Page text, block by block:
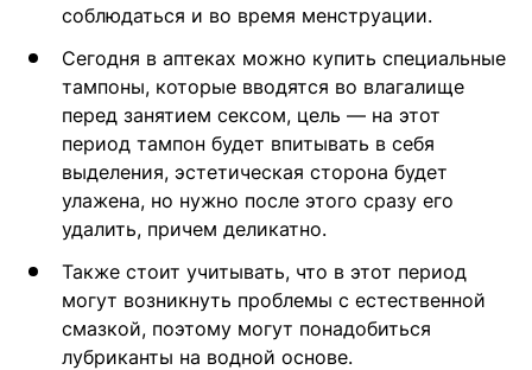
соблюдаться и во время менструации.
Сегодня в аптеках можно купить специальные
тампоны, которые вводятся во влагалище
перед занятием сексом, цель — на этот
период тампон будет впитывать в себя
выделения, эстетическая сторона будет
улажена, но нужно после этого сразу его
удалить, причем деликатно.
Также стоит учитывать, что в этот период
могут возникнуть проблемы с естественной
смазкой, поэтому могут понадобиться
лубриканты на водной основе.